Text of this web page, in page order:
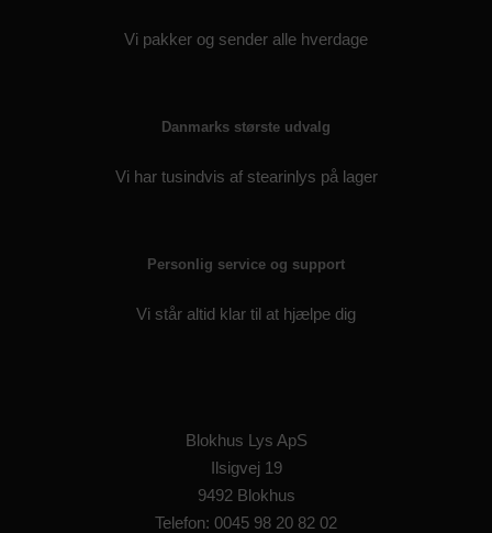
Vi pakker og sender alle hverdage
Danmarks største udvalg
Vi har tusindvis af stearinlys på lager
Personlig service og support
Vi står altid klar til at hjælpe dig
Blokhus Lys ApS
Ilsigvej 19
9492 Blokhus
Telefon: 0045 98 20 82 02